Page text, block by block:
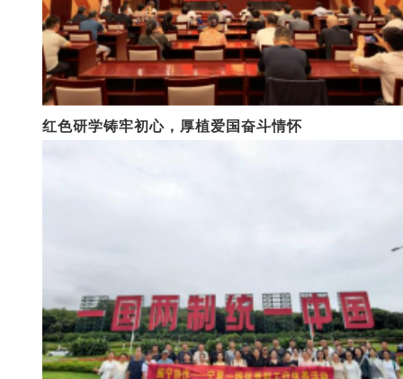
红色研学铸牢初心，厚植爱国奋斗情怀